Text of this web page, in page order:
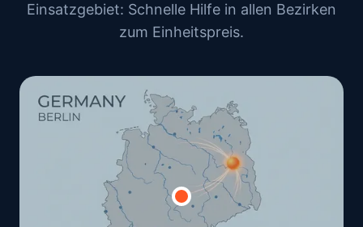
Einsatzgebiet: Schnelle Hilfe in allen Bezirken
zum Einheitspreis.